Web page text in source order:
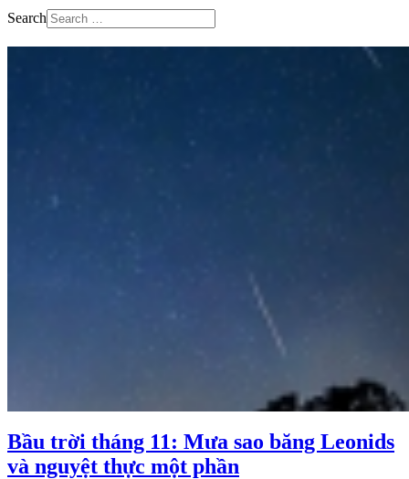
Search
Bầu trời tháng 11: Mưa sao băng Leonids
và nguyệt thực một phần